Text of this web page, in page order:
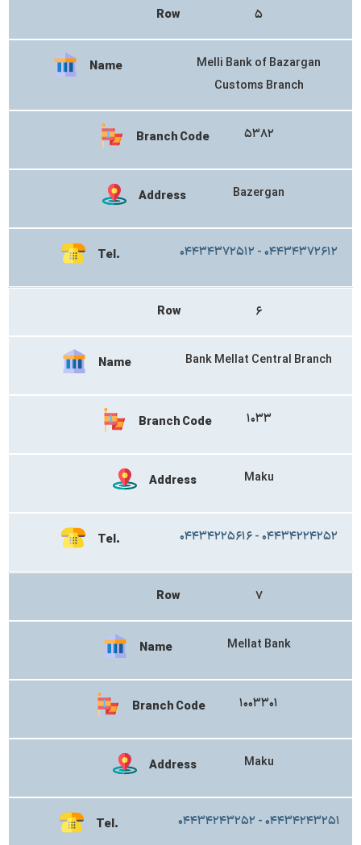
Row ۵
Name
Melli Bank of Bazargan
Customs Branch
Branch Code ۵۳۸۲
Address Bazergan
Tel. ۰۴۴۳۴۳۷۲۵۱۲ - ۰۴۴۳۴۳۷۲۶۱۲
Row ۶
Name Bank Mellat Central Branch
Branch Code ۱۰۳۳
Address Maku
Tel. ۰۴۴۳۴۲۲۵۶۱۶ - ۰۴۴۳۴۲۲۴۲۵۲
Row ۷
Name Mellat Bank
Branch Code ۱۰۰۳۳۰۱
Address Maku
Tel. ۰۴۴۳۴۲۴۳۲۵۲ - ۰۴۴۳۴۲۴۳۲۵۱